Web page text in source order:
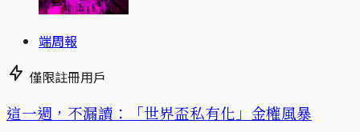
端周報
僅限註冊用戶
這一週，不漏讀：「世界盃私有化」金權風暴